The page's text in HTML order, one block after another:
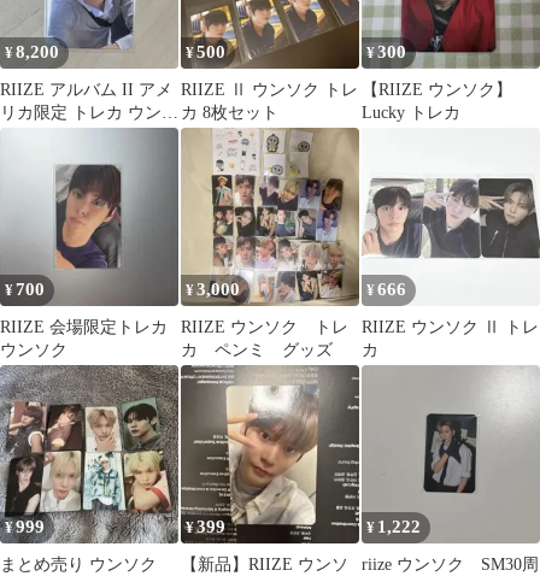
¥8,200
RIIZE アルバム II アメ
リカ限定 トレカ ウンソ
ク
¥500
RIIZE Ⅱ ウンソク トレ
カ 8枚セット
¥300
【RIIZE ウンソク】
Lucky トレカ
¥700
RIIZE 会場限定トレカ
ウンソク
¥3,000
RIIZE ウンソク トレ
カ ペンミ グッズ
¥666
RIIZE ウンソク Ⅱ トレ
カ
¥999
まとめ売り ウンソク
¥399
【新品】RIIZE ウンソ
¥ 1,222
riize ウンソク SM30周